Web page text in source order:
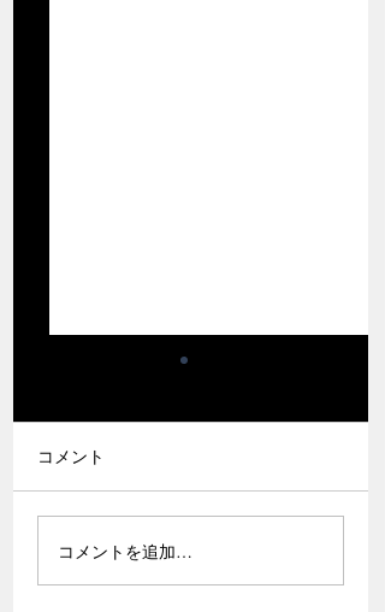
なにわ淀川マラソン応
援記
コメント
コメントを追加…